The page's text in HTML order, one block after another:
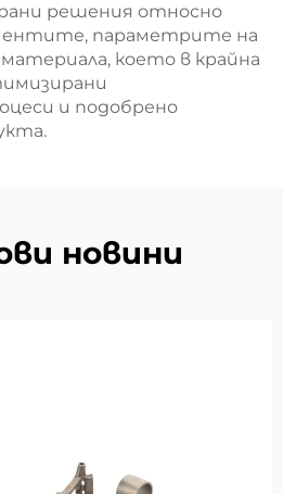
решения относно
параметрите на
което в крайна
и подобрено
новини